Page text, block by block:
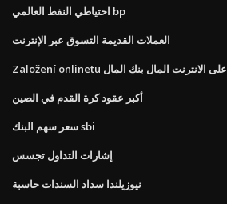
احتياطي النفط العالمي bp
العملات القديمة التسوق عبر الإنترنت
Založení onlinetu على الانترنت المال بنك المال
أكبر عقود كرة القدم في الصين
سعر سهم البنك sbi
إشارات التداول تجسس
نيوزيلندا سداد السندات حاسبة